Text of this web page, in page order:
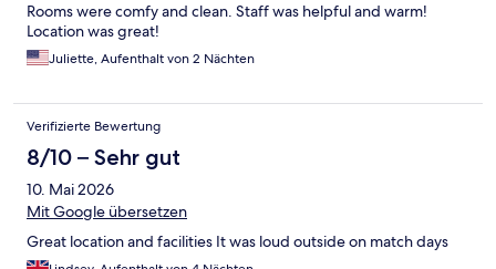
Rooms were comfy and clean. Staff was helpful and warm!
Location was great!
Juliette, Aufenthalt von 2 Nächten
Verifizierte Bewertung
8/10 – Sehr gut
10. Mai 2026
Mit Google übersetzen
Great location and facilities It was loud outside on match days